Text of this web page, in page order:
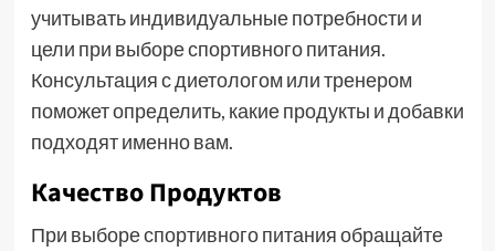
учитывать индивидуальные потребности и
цели при выборе спортивного питания.
Консультация с диетологом или тренером
поможет определить, какие продукты и добавки
подходят именно вам.
Качество Продуктов
При выборе спортивного питания обращайте